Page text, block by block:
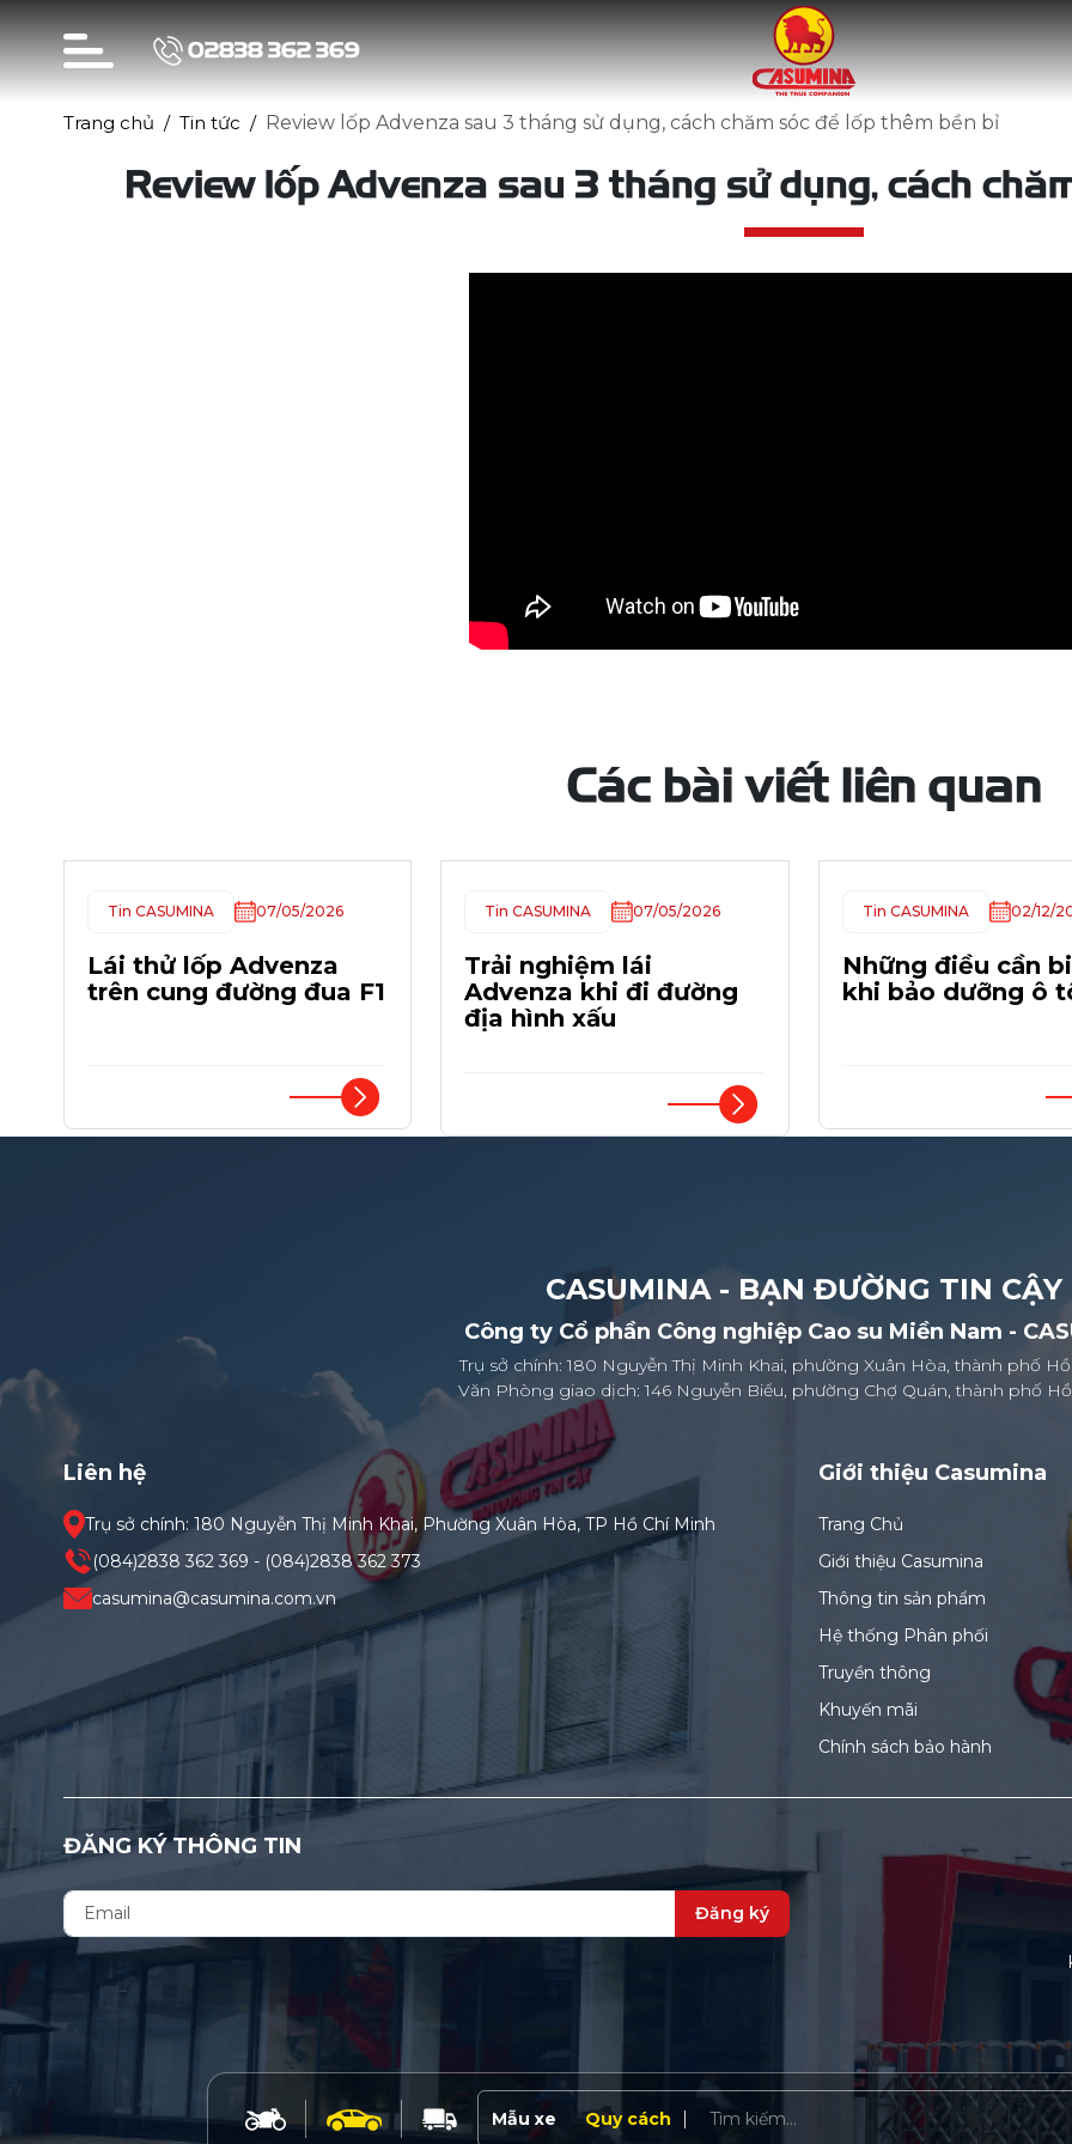
02838 362 369
Trang chủ Tin tức Review lốp Advenza sau 3 tháng sử dụng, cách chăm sóc để lốp thêm bền bỉ
Review lốp Advenza sau 3 tháng sử dụng, cách
Các bài viết liên quan
Tin CASUMINA 07/05/2026
Lái thử lốp Advenza
trên cung đường đua F1
Tin CASUMINA 07/05/2026
Trải nghiệm lái
Advenza khi đi đường
địa hình xấu
Tin CASUMINA 02/12/
Những điều cần
khi bảo dưỡng ô
CASUMINA - BẠN ĐƯỜNG TIN CẬY
Công ty Cổ phần Công nghiệp Cao su Miền Nam -
Trụ sở chính: 180 Nguyễn Thị Minh Khai, phường Xuân Hòa, thành phố
Văn Phòng giao dịch: 146 Nguyễn Biểu, phường Chợ Quán, thành phố
Liên hệ
Trụ sở chính: 180 Nguyễn Thị Minh Khai, Phường Xuân Hòa, TP Hồ Chí Minh
(084)2838 362 369 - (084)2838 362 373
casumina@casumina.com.vn
Giới thiệu Casumina
Trang Chủ
Giới thiệu Casumina
Thông tin sản phẩm
Hệ thống Phân phối
Truyền thông
Khuyến mãi
Chính sách bảo hành
ĐĂNG KÝ THÔNG TIN
Đăng ký
Mẫu xe Quy cách